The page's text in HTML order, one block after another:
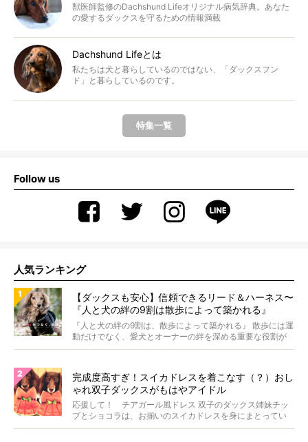
獣医師監修のDachshund Lifeオリジナル病気辞典。あなた
の愛するダックスを守るための情報満載
Dachshund Lifeとは
私たちは犬と暮らしているのではない、「ダックスフン
ド」と暮らしているのです。
特集一覧
Follow us
人気ランキング
【ダックスも安心】信頼できるリード＆ハーネス〜
『人と犬の絆の9割は散歩によって築かれる』
WOLFGANG MAN＆BEAST〜
『人と犬の絆の9割は、散歩によって築かれる』 散歩には運
動だけでなく、愛犬とオーナーの絆を深める重要な役割が
あ...
完成度高すぎ！スイカドレスを着こなす（？）おし
ゃれ双子ダックスがもはやアイドル
応援して！ チアガール風ドレス 双子のダックス姉妹チッ
プとショコラは、お揃いのスイカドレスを身にまとってい
ます...